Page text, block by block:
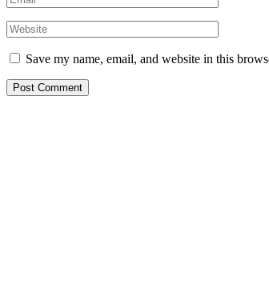
Save my name, email, and website in this